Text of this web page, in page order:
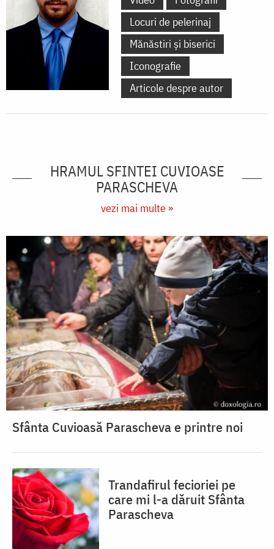
Locuri de pelerinaj
Mănăstiri și biserici
Iconografie
Articole despre autor
HRAMUL SFINTEI CUVIOASE
PARASCHEVA
vezi mai multe »
Sfânta Cuvioasă Parascheva e printre noi
Trandafirul fecioriei pe
care mi l-a dăruit Sfânta
Parascheva